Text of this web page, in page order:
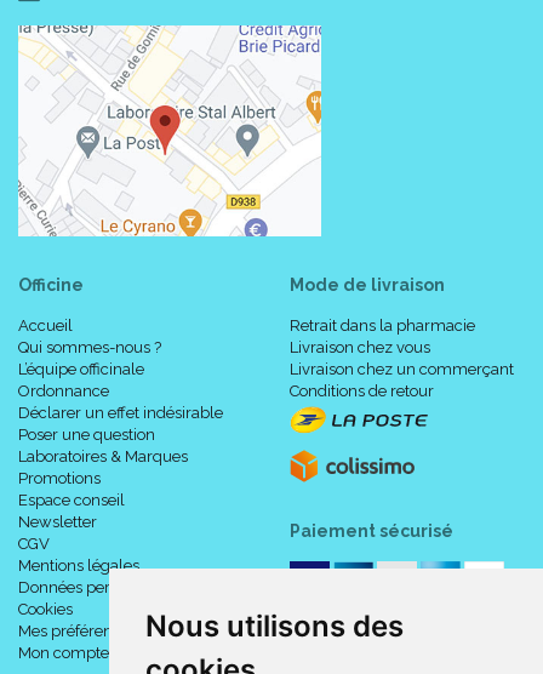
Nous utilisons des
Officine
Accueil
Qui sommes-nous ?
L’équipe officinale
Ordonnance
Déclarer un effet indésirable
Poser une question
Laboratoires & Marques
Promotions
Espace conseil
Newsletter
CGV
Mentions légales
Données personnelles
Cookies
Mes préférences Cookies
Mon compte
Mode de livraison
Retrait dans la pharmacie
Livraison chez vous
Livraison chez un commerçant
Conditions de retour
Paiement sécurisé